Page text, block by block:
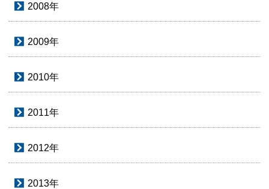
2008年
2009年
2010年
2011年
2012年
2013年